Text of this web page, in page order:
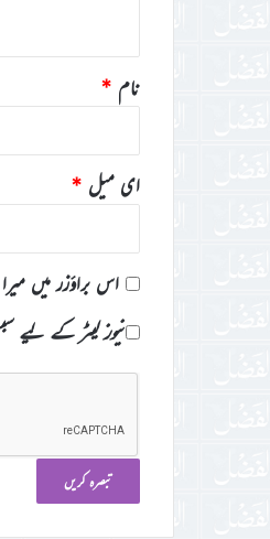
نام *
ای میل *
اس براؤزر میں
نیوز لیٹر کے لیے